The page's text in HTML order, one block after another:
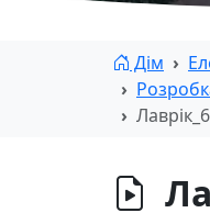
Дім